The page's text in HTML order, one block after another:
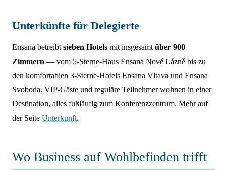
Unterkünfte für Delegierte
Ensana betreibt sieben Hotels mit insgesamt über 900
Zimmern — vom 5-Sterne-Haus Ensana Nové Lázně bis zu
den komfortablen 3-Sterne-Hotels Ensana Vltava und Ensana
Svoboda. VIP-Gäste und reguläre Teilnehmer wohnen in einer
Destination, alles fußläufig zum Konferenzzentrum. Mehr auf
der Seite Unterkunft.
Wo Business auf Wohlbefinden trifft